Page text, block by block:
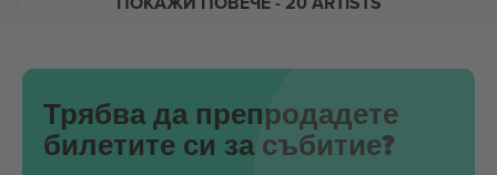
Трябва да препродадете
билетите си за събитие?